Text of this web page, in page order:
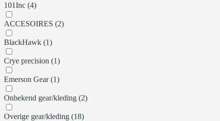
101Inc (4)
ACCESOIRES (2)
BlackHawk (1)
Crye precision (1)
Emerson Gear (1)
Onbekend gear/kleding (2)
Overige gear/kleding (18)